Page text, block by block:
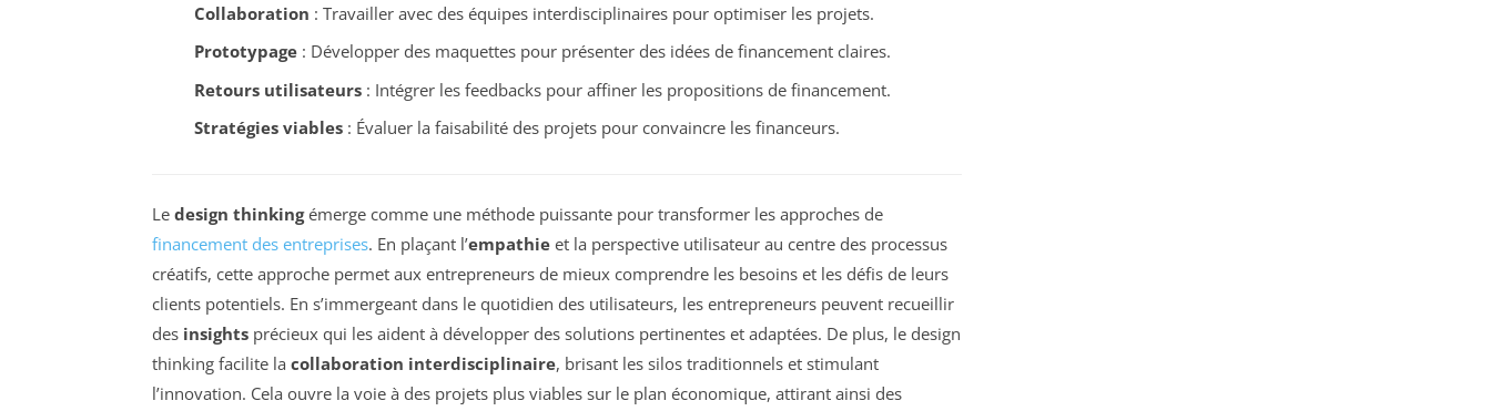
Collaboration : Travailler avec des équipes interdisciplinaires pour optimiser les projets.
Prototypage: Développer des maquettes pour présenter des idées de financement claires.
Retours utilisateurs: Intégrer les feedbacks pour affiner les propositions de financement.
Stratégies viables: Évaluer la faisabilité des projets pour convaincre les financeurs.
Le design thinkingémerge comme une méthode puissante pour transformer les approches de
financement des entreprises. En plaçant l’empathie et la perspective utilisateur au centre des processus
créatifs, cette approche permet aux entrepreneurs de mieux comprendre les besoins et les défis de leurs
clients potentiels. En s’immergeant dans le quotidien des utilisateurs, les entrepreneurs peuvent recueillir
des insights précieux qui les aident à développer des solutions pertinentes et adaptées. De plus, le design
thinking facilite la collaboration interdisciplinaire, brisant les silos traditionnels et stimulant
l’innovation. Cela ouvre la voie à des projets plus viables sur le plan économique, attirant ainsi des